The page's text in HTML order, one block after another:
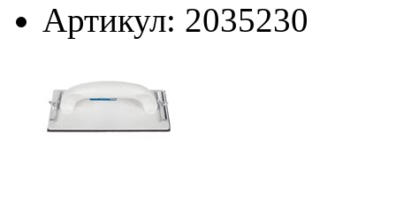
Артикул: 2035230